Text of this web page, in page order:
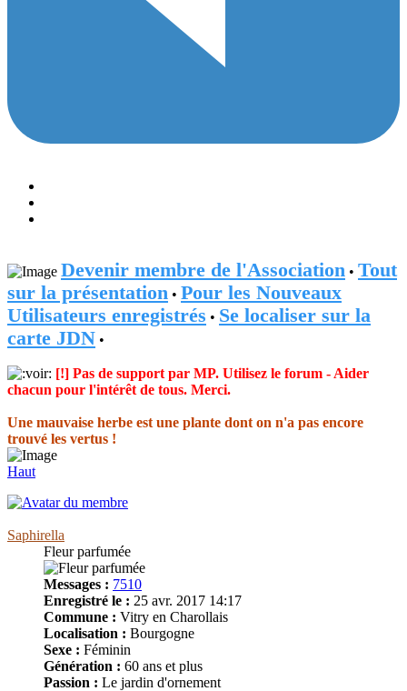
Devenir membre de l'Association • Tout
sur la présentation • Pour les Nouveaux
Utilisateurs enregistrés • Se localiser sur la
carte JDN •
[!] Pas de support par MP. Utilisez le forum - Aider
chacun pour l'intérêt de tous. Merci.
Une mauvaise herbe est une plante dont on n'a pas encore
trouvé les vertus !
Haut
Saphirella
Fleur parfumée
Messages : 7510
Enregistré le : 25 avr. 2017 14:17
Commune : Vitry en Charollais
Localisation : Bourgogne
Sexe : Féminin
Génération : 60 ans et plus
Passion : Le jardin d'ornement